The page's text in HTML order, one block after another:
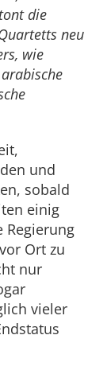
die
neu
wie
und
sobald
einig
Regierung
Ort zu
nur
vieler